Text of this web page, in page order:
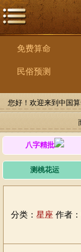
免费算命
民俗预测
您好！欢迎来到中国
八字精批
测桃花运
分类： 星座 作者